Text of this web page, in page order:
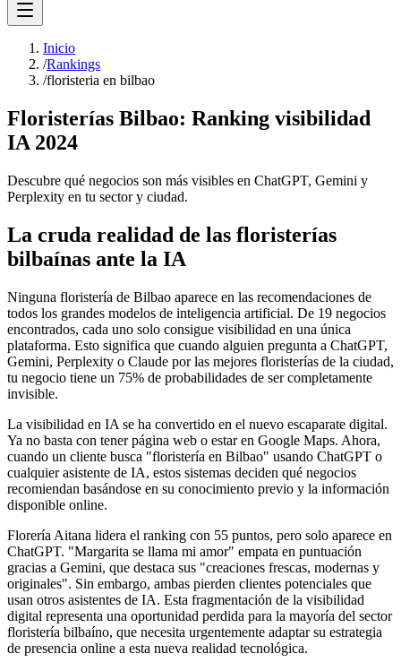
Inicio
/Rankings
/floristeria en bilbao
Floristerías Bilbao: Ranking visibilidad
IA 2024
Descubre qué negocios son más visibles en ChatGPT, Gemini y
Perplexity en tu sector y ciudad.
La cruda realidad de las floristerías
bilbaínas ante la IA
Ninguna floristería de Bilbao aparece en las recomendaciones de
todos los grandes modelos de inteligencia artificial. De 19 negocios
encontrados, cada uno solo consigue visibilidad en una única
plataforma. Esto significa que cuando alguien pregunta a ChatGPT,
Gemini, Perplexity o Claude por las mejores floristerías de la ciudad,
tu negocio tiene un 75% de probabilidades de ser completamente
invisible.
La visibilidad en IA se ha convertido en el nuevo escaparate digital.
Ya no basta con tener página web o estar en Google Maps. Ahora,
cuando un cliente busca "floristería en Bilbao" usando ChatGPT o
cualquier asistente de IA, estos sistemas deciden qué negocios
recomiendan basándose en su conocimiento previo y la información
disponible online.
Florería Aitana lidera el ranking con 55 puntos, pero solo aparece en
ChatGPT. "Margarita se llama mi amor" empata en puntuación
gracias a Gemini, que destaca sus "creaciones frescas, modernas y
originales". Sin embargo, ambas pierden clientes potenciales que
usan otros asistentes de IA. Esta fragmentación de la visibilidad
digital representa una oportunidad perdida para la mayoría del sector
floristería bilbaíno, que necesita urgentemente adaptar su estrategia
de presencia online a esta nueva realidad tecnológica.